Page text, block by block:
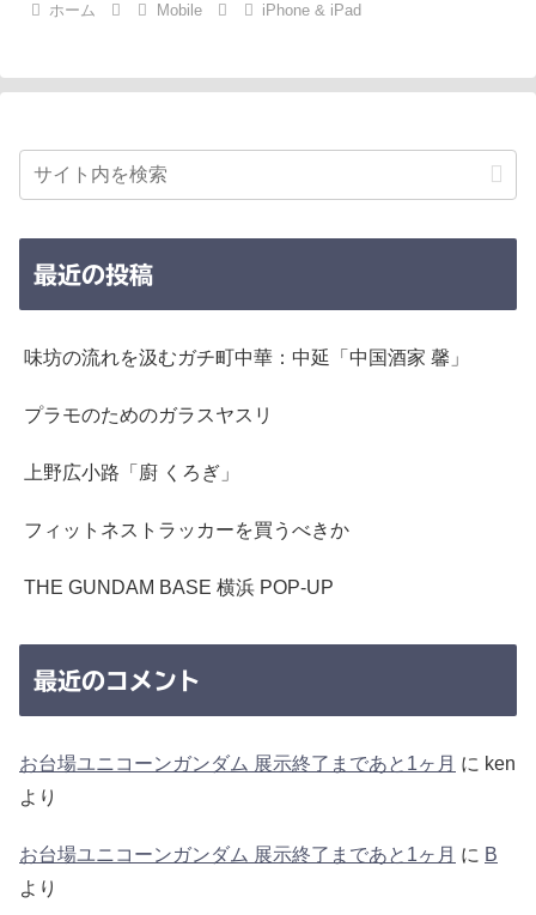
ホーム Mobile iPhone & iPad
最近の投稿
味坊の流れを汲むガチ町中華：中延「中国酒家 馨」
プラモのためのガラスヤスリ
上野広小路「廚 くろぎ」
フィットネストラッカーを買うべきか
THE GUNDAM BASE 横浜 POP-UP
最近のコメント
お台場ユニコーンガンダム 展示終了まであと1ヶ月 に ken
より
お台場ユニコーンガンダム 展示終了まであと1ヶ月 に B
より